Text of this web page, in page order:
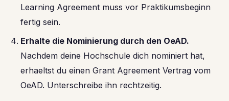
Learning Agreement muss vor Praktikumsbeginn
fertig sein.
Erhalte die Nominierung durch den OeAD.
Nachdem deine Hochschule dich nominiert hat,
erhaeltst du einen Grant Agreement Vertrag vom
OeAD. Unterschreibe ihn rechtzeitig.